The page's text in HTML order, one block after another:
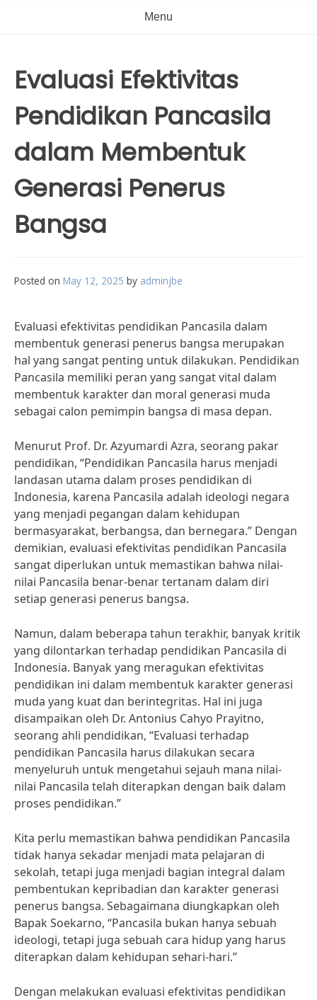
Menu
Evaluasi Efektivitas
Pendidikan Pancasila
dalam Membentuk
Generasi Penerus
Bangsa
Posted on May 12, 2025 by adminjbe
Evaluasi efektivitas pendidikan Pancasila dalam
membentuk generasi penerus bangsa merupakan
hal yang sangat penting untuk dilakukan. Pendidikan
Pancasila memiliki peran yang sangat vital dalam
membentuk karakter dan moral generasi muda
sebagai calon pemimpin bangsa di masa depan.
Menurut Prof. Dr. Azyumardi Azra, seorang pakar
pendidikan, “Pendidikan Pancasila harus menjadi
landasan utama dalam proses pendidikan di
Indonesia, karena Pancasila adalah ideologi negara
yang menjadi pegangan dalam kehidupan
bermasyarakat, berbangsa, dan bernegara.” Dengan
demikian, evaluasi efektivitas pendidikan Pancasila
sangat diperlukan untuk memastikan bahwa nilai-
nilai Pancasila benar-benar tertanam dalam diri
setiap generasi penerus bangsa.
Namun, dalam beberapa tahun terakhir, banyak kritik
yang dilontarkan terhadap pendidikan Pancasila di
Indonesia. Banyak yang meragukan efektivitas
pendidikan ini dalam membentuk karakter generasi
muda yang kuat dan berintegritas. Hal ini juga
disampaikan oleh Dr. Antonius Cahyo Prayitno,
seorang ahli pendidikan, “Evaluasi terhadap
pendidikan Pancasila harus dilakukan secara
menyeluruh untuk mengetahui sejauh mana nilai-
nilai Pancasila telah diterapkan dengan baik dalam
proses pendidikan.”
Kita perlu memastikan bahwa pendidikan Pancasila
tidak hanya sekadar menjadi mata pelajaran di
sekolah, tetapi juga menjadi bagian integral dalam
pembentukan kepribadian dan karakter generasi
penerus bangsa. Sebagaimana diungkapkan oleh
Bapak Soekarno, “Pancasila bukan hanya sebuah
ideologi, tetapi juga sebuah cara hidup yang harus
diterapkan dalam kehidupan sehari-hari.”
Dengan melakukan evaluasi efektivitas pendidikan